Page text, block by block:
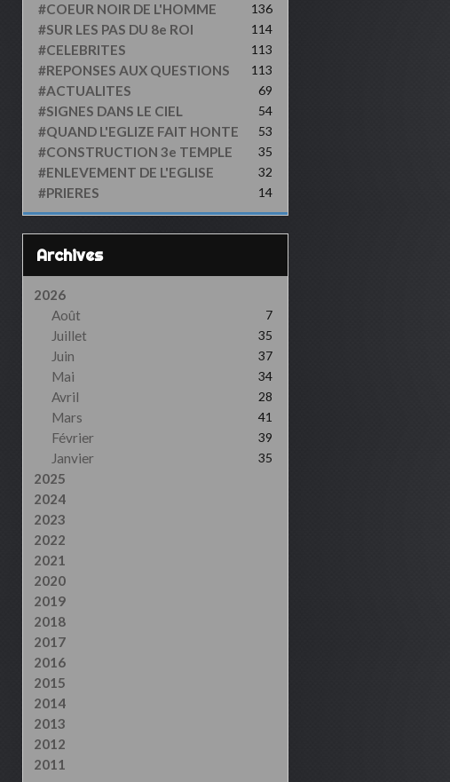
#COEUR NOIR DE L'HOMME 136
#SUR LES PAS DU 8e ROI 114
#CELEBRITES 113
#REPONSES AUX QUESTIONS 113
#ACTUALITES 69
#SIGNES DANS LE CIEL 54
#QUAND L'EGLIZE FAIT HONTE 53
#CONSTRUCTION 3e TEMPLE 35
#ENLEVEMENT DE L'EGLISE 32
#PRIERES 14
Archives
2026
Août
7
Juillet 35
Juin 37
Mai 34
Avril 28
Mars 41
Février 39
Janvier 35
2025
2024
2023
2022
2021
2020
2019
2018
2017
2016
2015
2014
2013
2012
2011